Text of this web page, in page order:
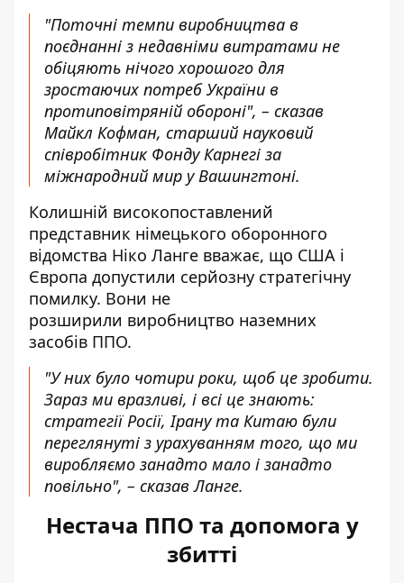
"Поточні темпи виробництва в
поєднанні з недавніми витратами не
обіцяють нічого хорошого для
зростаючих потреб України в
протиповітряній обороні", – сказав
Майкл Кофман, старший науковий
співробітник Фонду Карнегі за
міжнародний мир у Вашингтоні.
Колишній високопоставлений
представник німецького оборонного
відомства Ніко Ланге вважає, що США і
Європа допустили серйозну стратегічну
помилку. Вони не
розширили виробництво наземних
засобів ППО.
"У них було чотири роки, щоб це зробити.
Зараз ми вразливі, і всі це знають:
стратегії Росії, Ірану та Китаю були
переглянуті з урахуванням того, що ми
виробляємо занадто мало і занадто
повільно", – сказав Ланге.
Нестача ППО та допомога у
збитті